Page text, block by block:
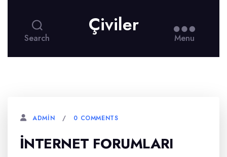
Search
Çiviler
Menu
ADMIN 0 COMMENTS
INTERNET FORUMLARI